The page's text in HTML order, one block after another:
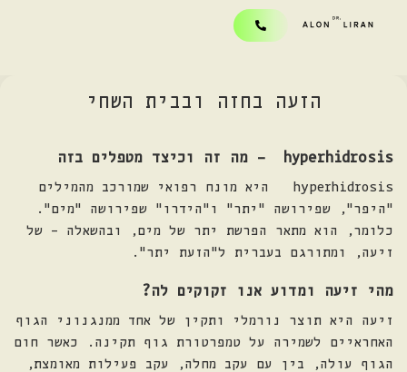
הזעה בחזה ובבית השחי
hyperhidrosis
– מה זה וכיצד מטפלים בזה
hyperhidrosis היא מונח רפואי שמורכב מהמילים
"היפר", שפירושה "יתר" ו"הידרו" שפירושה "מים".
כלומר, הוא מתאר הפרשת יתר של מים, ובהשאלה – של
זיעה, ומתורגם בעברית ל"הזעת יתר".
מהי זיעה ומדוע אנו זקוקים לה?
זיעה היא תוצר נורמלי ותקין של אחד ממנגנוני הגוף
האחראיים לשמירה על טמפרטורת גוף תקינה. כאשר חום
הגוף עולה, בין עם עקב מחלה, עקב פעילות מאומצת,